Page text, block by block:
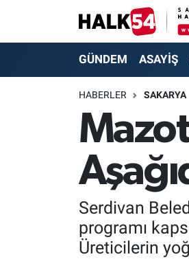
GÜNDEM ASAYİŞ
HABERLER SAKARYA
Serdivan
programı
Üreticilerin
GÜNDEM
SAKARYA
EKONOMİ
Adapazarı Nöbetçi Eczaneler
Adapazarı Trafik Yoğunluk
Süper Lig Puan Durumu ve
Tüm Manşetler
Son Dakika Haberleri